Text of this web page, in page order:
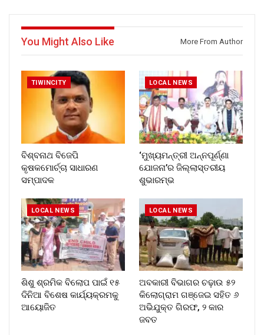
You Might Also Like More From Author
TIWINCITY
ବିଶ୍ବନାଥ ବିଜେପି
କୃଷକମୋର୍ଚ୍ଚା ସାଧାରଣ
ସମ୍ପାଦକ
LOCAL NEWS
‘ମୁଖ୍ୟମନ୍ତ୍ରୀ ଅନ୍ନପୂର୍ଣ୍ଣା
ଯୋଜନା’ର ଜିଲ୍ଲାସ୍ତରୀୟ
ଶୁଭାରମ୍ଭ
LOCAL NEWS
ଶିଶୁ ଶ୍ରମିକ ବିଲୋପ ପାଇଁ ୧୫
ଦିନିଆ ବିଶେଷ କାର୍ଯ୍ୟକ୍ରମକୁ
ଆୟୋଜିତ
LOCAL NEWS
ଅବକାରୀ ବିଭାଗର ଚଢ଼ାଉ ୫୨
କିଲୋଗ୍ରାମ ଗଞ୍ଜେଇ ସହିତ ୬
ଅଭିଯୁକ୍ତ ଗିରଫ, ୨ କାର
ଜବତ